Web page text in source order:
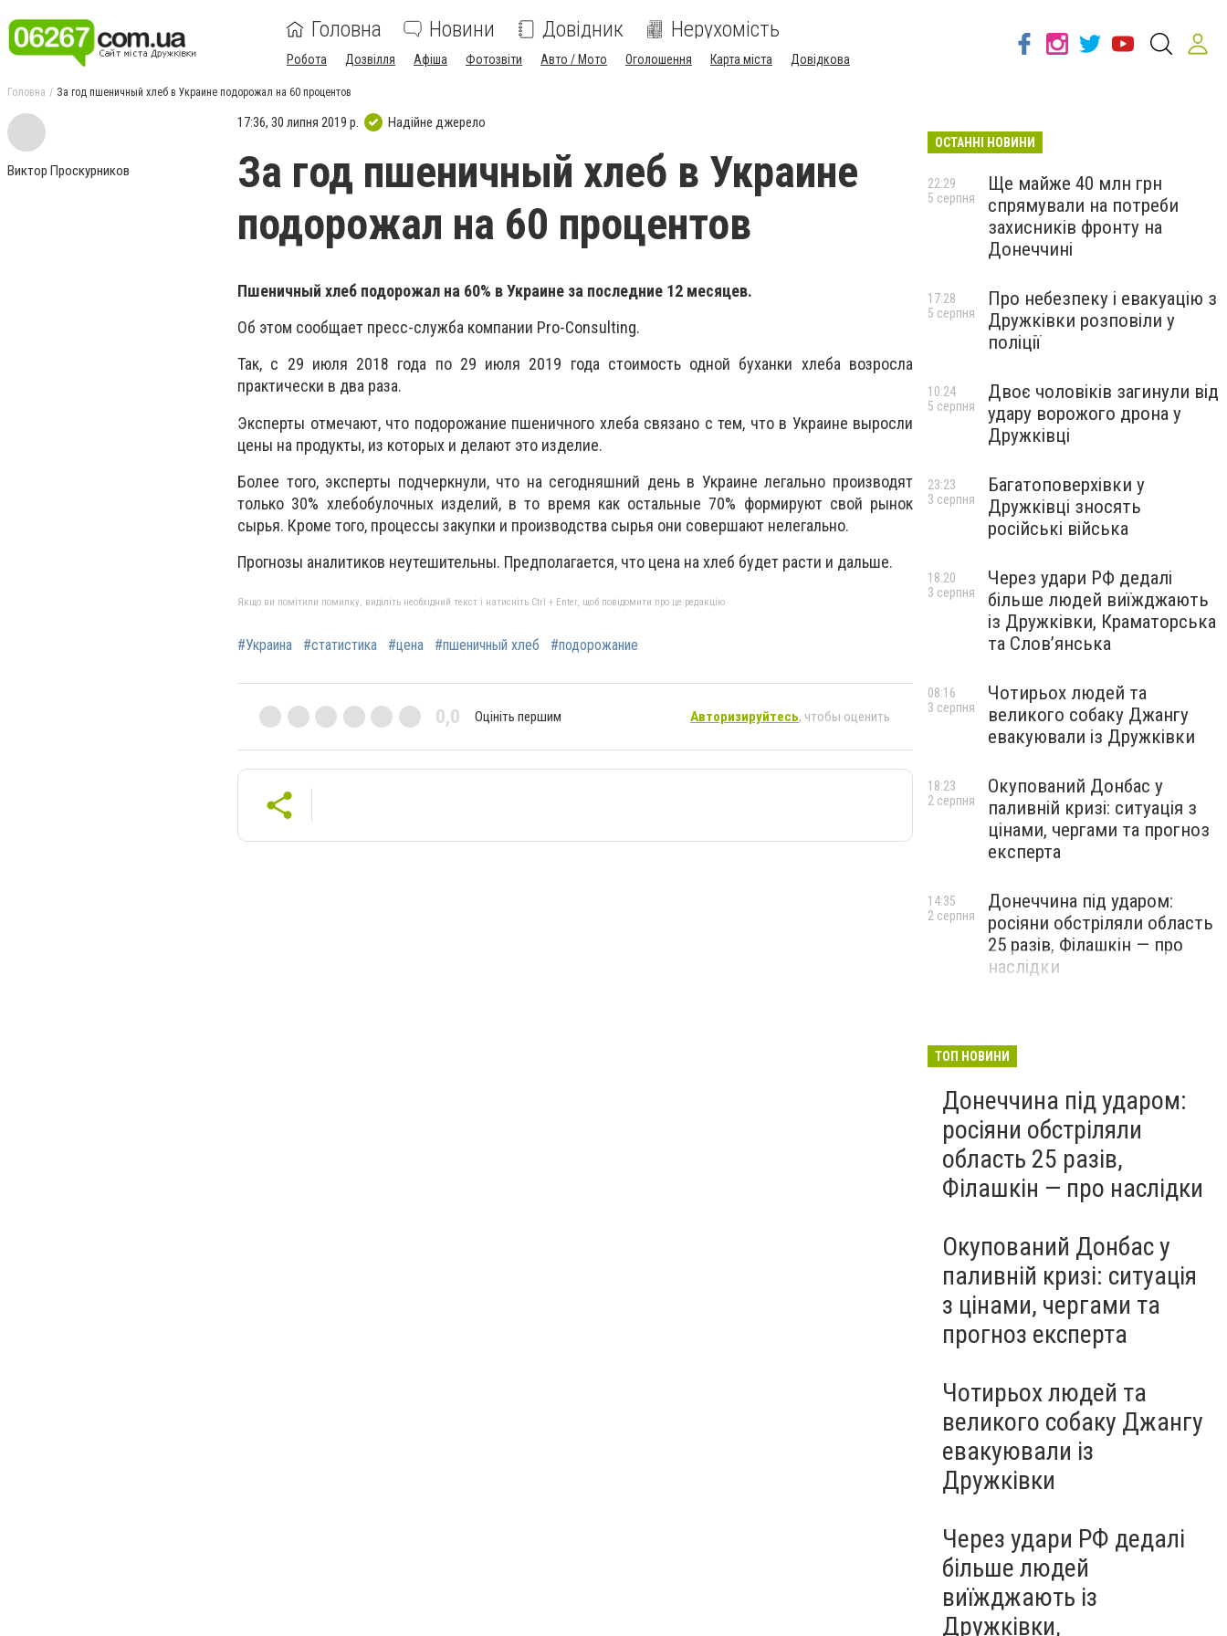
Головна Новини Довідник Нерухомість
Робота Дозвілля Афіша Фотозвіти Авто / Мото Оголошення Карта міста Довідкова
Головна За год пшеничный хлеб в Украине подорожал на 60 процентов
Виктор Проскурников
17:36, 30 липня 2019 р. Надійне джерело
За год пшеничный хлеб в Украине
подорожал на 60 процентов
Пшеничный хлеб подорожал на 60% в Украине за последние 12 месяцев.
Об этом сообщает пресс-служба компании Pro-Consulting.
Так, с 29 июля 2018 года по 29 июля 2019 года стоимость одной буханки хлеба возросла
практически в два раза.
Эксперты отмечают, что подорожание пшеничного хлеба связано с тем, что в Украине выросли
цены на продукты, из которых и делают это изделие.
Более того, эксперты подчеркнули, что на сегодняшний день в Украине легально производят
только 30% хлебобулочных изделий, в то время как остальные 70% формируют свой рынок
сырья. Кроме того, процессы закупки и производства сырья они совершают нелегально.
Прогнозы аналитиков неутешительны. Предполагается, что цена на хлеб будет расти и дальше.
Якщо ви помітили помилку, виділіть необхідний текст і натисніть Ctrl + Enter, щоб повідомити про це редакцію
#Украина #статистика #цена #пшеничный хлеб #подорожание
0,0 Оцініть першим Авторизируйтесь, чтобы оценить
ОСТАННІ НОВИНИ
Ще майже 40 млн грн
спрямували на потреби
захисників фронту на
Донеччині
22:29
5 серпня
Про небезпеку і евакуацію з
Дружківки розповіли у
поліції
17:28
5 серпня
Двоє чоловіків загинули від
удару ворожого дрона у
Дружківці
10:24
5 серпня
Багатоповерхівки у
Дружківці зносять
російські війська
23:23
3 серпня
Через удари РФ дедалі
більше людей виїжджають
із Дружківки, Краматорська
та Слов’янська
18:20
3 серпня
Чотирьох людей та
великого собаку Джангу
евакуювали із Дружківки
08:16
3 серпня
Окупований Донбас у
паливній кризі: ситуація з
цінами, чергами та прогноз
експерта
18:23
2 серпня
Донеччина під ударом:
росіяни обстріляли область
25 разів, Філашкін — про
наслідки
14:35
2 серпня
ТОП НОВИНИ
Донеччина під ударом:
росіяни обстріляли
область 25 разів,
Філашкін — про наслідки
Окупований Донбас у
паливній кризі: ситуація
з цінами, чергами та
прогноз експерта
Чотирьох людей та
великого собаку Джангу
евакуювали із
Дружківки
Через удари РФ дедалі
більше людей
виїжджають із
Дружківки,